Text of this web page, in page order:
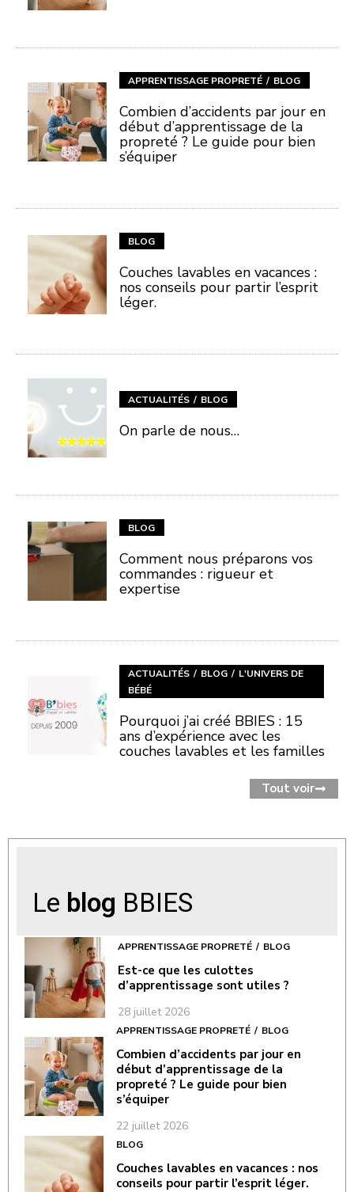
APPRENTISSAGE PROPRETÉ BLOG
Combien d’accidents par jour en
début d’apprentissage de la
propreté ? Le guide pour bien
s’équiper
BLOG
Couches lavables en vacances :
nos conseils pour partir l’esprit
léger.
ACTUALITÉS BLOG
On parle de nous…
BLOG
Comment nous préparons vos
commandes : rigueur et
expertise
ACTUALITÉS BLOG
L'UNIVERS DE
BÉBÉ
Pourquoi j’ai créé BBIES : 15
ans d’expérience avec les
couches lavables et les familles
Tout voir
Le blog BBIES
APPRENTISSAGE PROPRETÉ BLOG
Est-ce que les culottes
d’apprentissage sont utiles ?
28 juillet 2026
APPRENTISSAGE PROPRETÉ BLOG
Combien d’accidents par jour en
début d’apprentissage de la
propreté ? Le guide pour bien
s’équiper
22 juillet 2026
BLOG
Couches lavables en vacances : nos
conseils pour partir l’esprit léger.